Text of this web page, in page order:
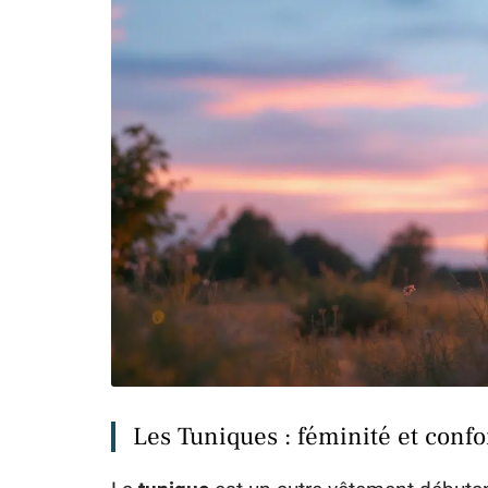
Les Tuniques : féminité et